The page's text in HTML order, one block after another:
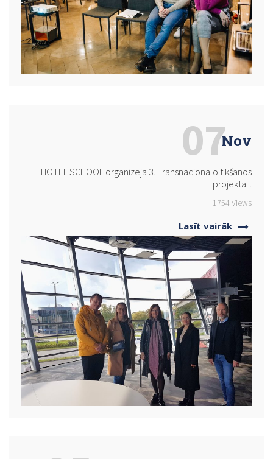
Nov
HOTEL SCHOOL organizēja 3. Transnacionālo tikšanos
projekta...
1754 Views
Lasīt vairāk
07